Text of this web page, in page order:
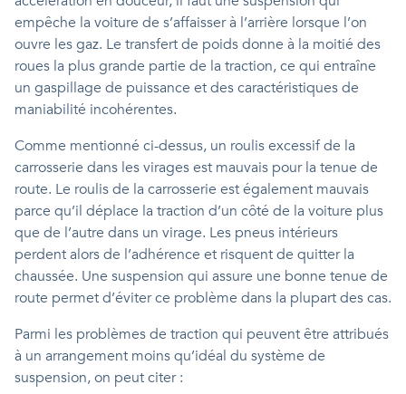
empêche la voiture de s’affaisser à l’arrière lorsque l’on
ouvre les gaz. Le transfert de poids donne à la moitié des
roues la plus grande partie de la traction, ce qui entraîne
un gaspillage de puissance et des caractéristiques de
maniabilité incohérentes.
Comme mentionné ci-dessus, un roulis excessif de la
carrosserie dans les virages est mauvais pour la tenue de
route. Le roulis de la carrosserie est également mauvais
parce qu’il déplace la traction d’un côté de la voiture plus
que de l’autre dans un virage. Les pneus intérieurs
perdent alors de l’adhérence et risquent de quitter la
chaussée. Une suspension qui assure une bonne tenue de
route permet d’éviter ce problème dans la plupart des cas.
Parmi les problèmes de traction qui peuvent être attribués
à un arrangement moins qu’idéal du système de
suspension, on peut citer :